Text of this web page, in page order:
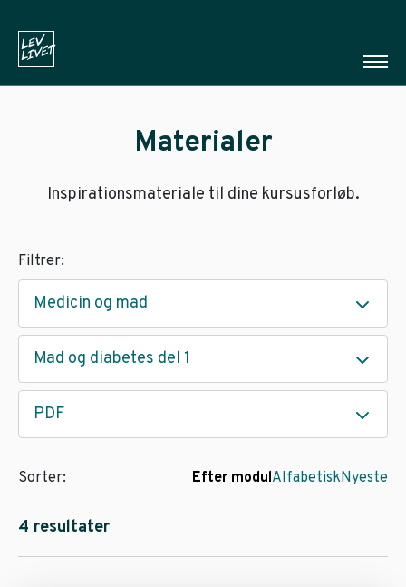
Materialer
Inspirationsmateriale til dine kursusforløb.
Filtrer:
Medicin og mad
Mad og diabetes del 1
PDF
4 resultater
Sorter: Efter modulAlfabetiskNyeste